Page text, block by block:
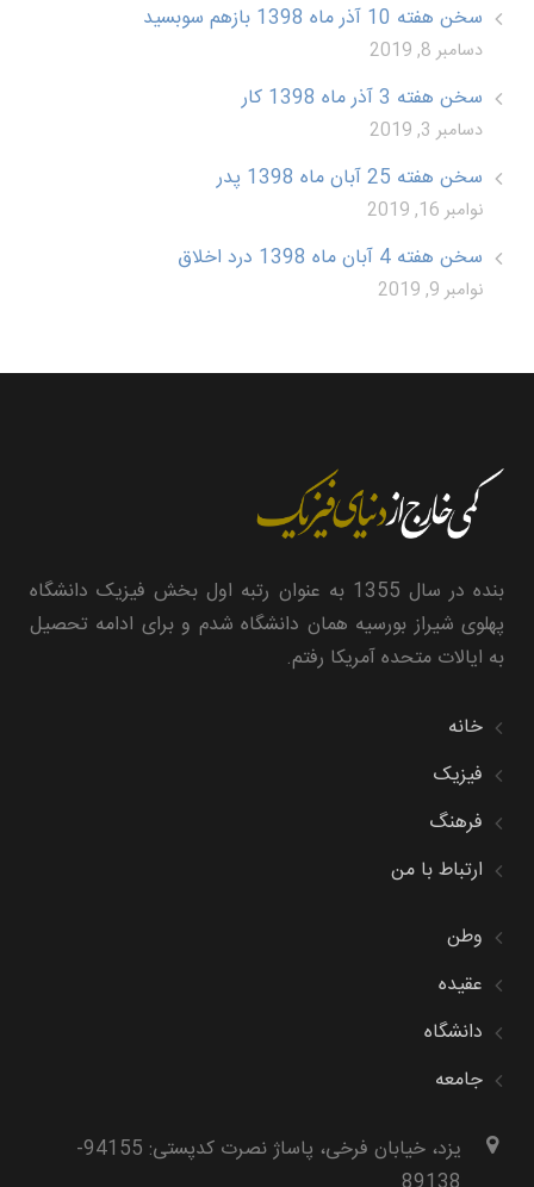
سخن هفته 10 آذر ماه 1398 بازهم سوبسید
دسامبر 8, 2019
سخن هفته 3 آذر ماه 1398 کار
دسامبر 3, 2019
سخن هفته 25 آبان ماه 1398 پدر
نوامبر 16, 2019
سخن هفته 4 آبان ماه 1398 درد اخلاق
نوامبر 9, 2019
بنده در سال 1355 به عنوان رتبه اول بخش فیزیک دانشگاه
پهلوی شیراز بورسیه همان دانشگاه شدم و برای ادامه تحصیل
به ایالات متحده آمریکا رفتم.
خانه
فیزیک
فرهنگ
ارتباط با من
وطن
عقیده
دانشگاه
جامعه
یزد، خیابان فرخی، پاساژ نصرت کدپستی: 94155-